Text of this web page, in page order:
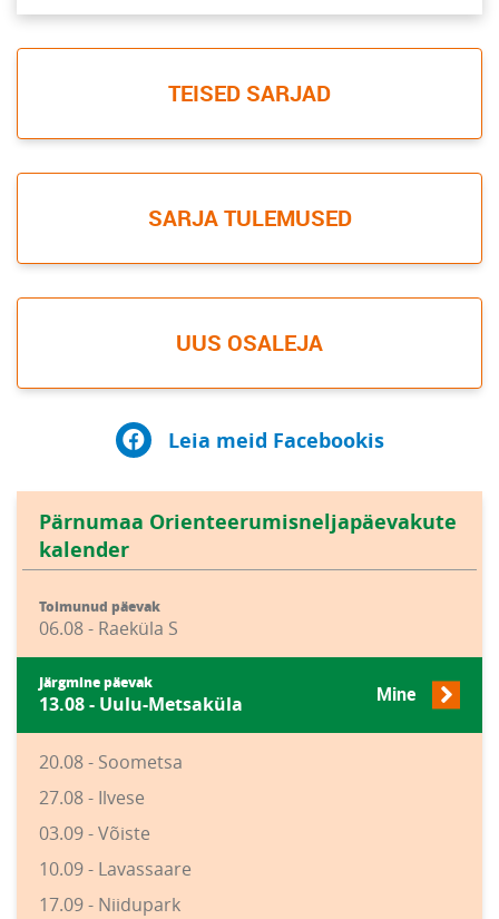
TEISED SARJAD
SARJA TULEMUSED
UUS OSALEJA
Leia meid Facebookis
Pärnumaa Orienteerumisneljapäevakute
kalender
Toimunud päevak
06.08 - Raeküla S
Järgmine päevak
13.08 - Uulu-Metsaküla Mine
20.08 - Soometsa
27.08 - Ilvese
03.09 - Võiste
10.09 - Lavassaare
17.09 - Niidupark